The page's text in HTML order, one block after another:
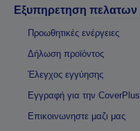
Εξυπηρετηση πελατων
Προωθητικές ενέργειες
Δήλωση προϊόντος
Έλεγχος εγγύησης
Εγγραφή για την CoverPlus
Επικοινωνηστε μαζι μας